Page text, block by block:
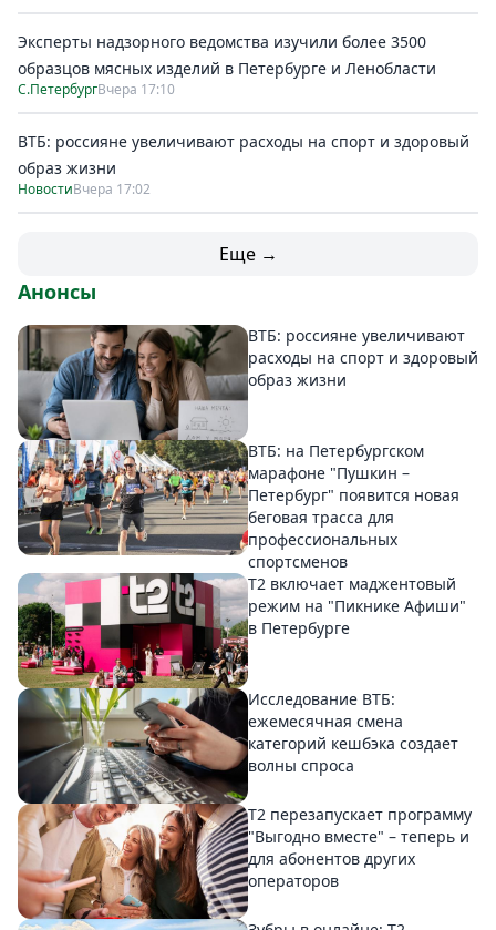
Эксперты надзорного ведомства изучили более 3500
образцов мясных изделий в Петербурге и Ленобласти
С.ПетербургВчера 17:10
ВТБ: россияне увеличивают расходы на спорт и здоровый
образ жизни
НовостиВчера 17:02
Еще →
Анонсы
ВТБ: россияне увеличивают
расходы на спорт и здоровый
образ жизни
ВТБ: на Петербургском
марафоне "Пушкин –
Петербург" появится новая
беговая трасса для
профессиональных
спортсменов
Т2 включает маджентовый
режим на "Пикнике Афиши"
в Петербурге
Исследование ВТБ:
ежемесячная смена
категорий кешбэка создает
волны спроса
Т2 перезапускает программу
"Выгодно вместе" – теперь и
для абонентов других
операторов